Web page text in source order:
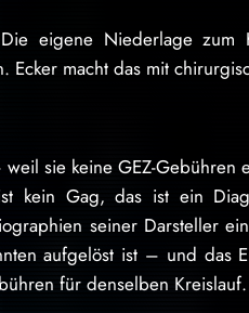
eigene Niederlage zum
macht das mit
sie keine GEZ-Gebühren
kein Gag, das ist ein
seiner Darsteller
aufgelöst ist – und das
für denselben Kreislauf.